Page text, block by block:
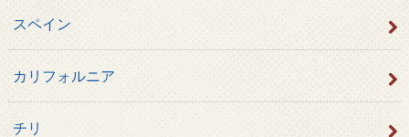
スペイン
カリフォルニア
チリ